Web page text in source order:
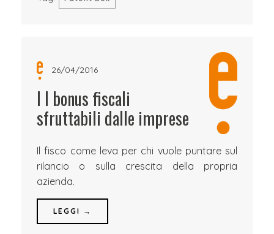
26/04/2016
I I bonus fiscali
sfruttabili dalle imprese
Il fisco come leva per chi vuole puntare sul
rilancio o sulla crescita della propria
azienda.
LEGGI →